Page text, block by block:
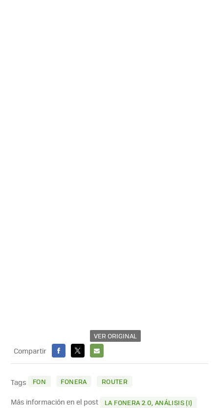
VER ORIGINAL
Compartir
FACEBOOK
X
E-
MAIL
Tags FON FONERA ROUTER
Más información en el post LA FONERA 2.0, ANÁLISIS (I)